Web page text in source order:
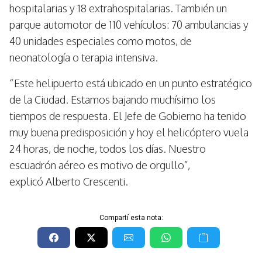
hospitalarias y 18 extrahospitalarias. También un
parque automotor de 110 vehículos: 70 ambulancias y
40 unidades especiales como motos, de
neonatología o terapia intensiva.
“Este helipuerto está ubicado en un punto estratégico
de la Ciudad. Estamos bajando muchísimo los
tiempos de respuesta. El Jefe de Gobierno ha tenido
muy buena predisposición y hoy el helicóptero vuela
24 horas, de noche, todos los días. Nuestro
escuadrón aéreo es motivo de orgullo”,
explicó Alberto Crescenti.
Compartí esta nota: